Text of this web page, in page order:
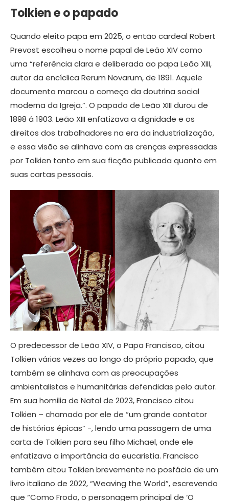
Tolkien e o papado
Quando eleito papa em 2025, o então cardeal Robert
Prevost escolheu o nome papal de Leão XIV como
uma “referência clara e deliberada ao papa Leão XIII,
autor da encíclica Rerum Novarum, de 1891. Aquele
documento marcou o começo da doutrina social
moderna da Igreja.”. O papado de Leão XIII durou de
1898 á 1903. Leão XIII enfatizava a dignidade e os
direitos dos trabalhadores na era da industrialização,
e essa visão se alinhava com as crenças expressadas
por Tolkien tanto em sua ficção publicada quanto em
suas cartas pessoais.
O predecessor de Leão XIV, o Papa Francisco, citou
Tolkien várias vezes ao longo do próprio papado, que
também se alinhava com as preocupações
ambientalistas e humanitárias defendidas pelo autor.
Em sua homilia de Natal de 2023, Francisco citou
Tolkien – chamado por ele de “um grande contator
de histórias épicas” -, lendo uma passagem de uma
carta de Tolkien para seu filho Michael, onde ele
enfatizava a importância da eucaristia. Francisco
também citou Tolkien brevemente no posfácio de um
livro italiano de 2022, “Weaving the World”, escrevendo
que “Como Frodo, o personagem principal de ‘O